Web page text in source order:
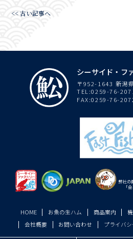
<< 古い記事へ
シーサイド・フ
〒952-1643 新潟
TEL:0259-76-
FAX:0259-76-
HOME お魚の生ハム 商品案内
会社概要
お問い合わせ プライバ